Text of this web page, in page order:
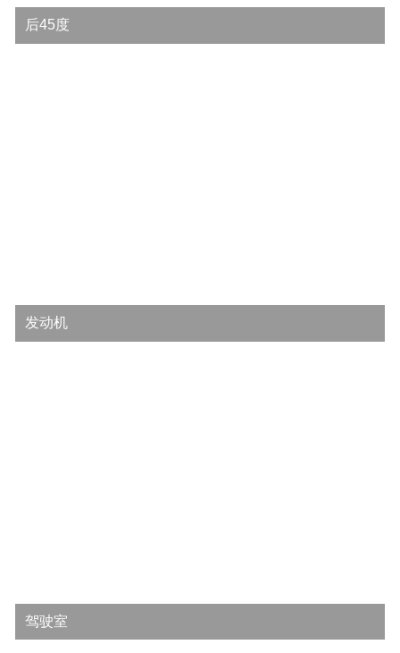
后45度
发动机
驾驶室